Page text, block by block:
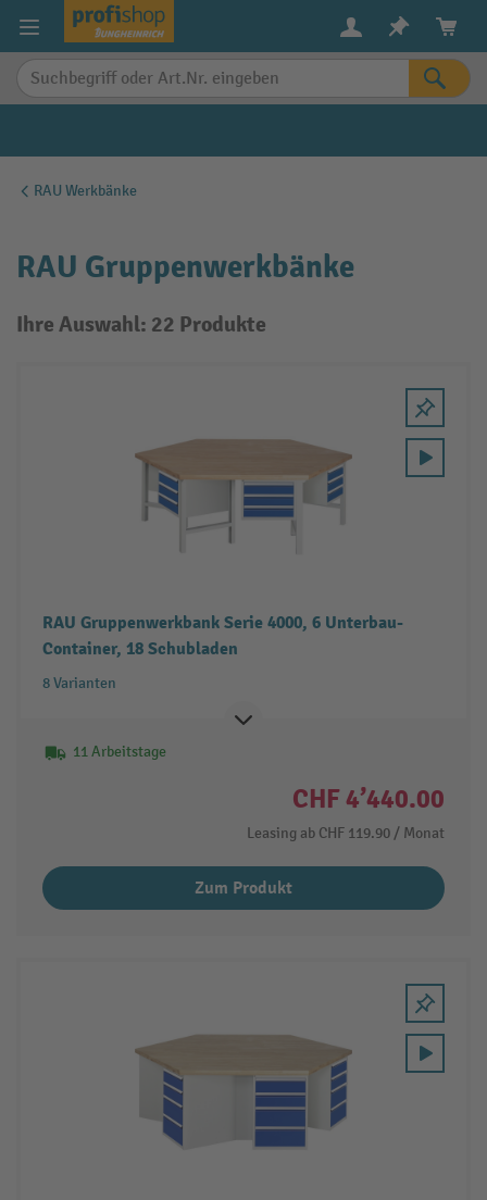
springen
RAU Werkbänke
RAU Gruppenwerkbänke
Ihre Auswahl: 22 Produkte
RAU Gruppenwerkbank Serie 4000, 6 Unterbau-
Container, 18 Schubladen
8 Varianten
11 Arbeitstage
CHF 4’440.00
Leasing ab CHF 119.90 / Monat
Zum Produkt